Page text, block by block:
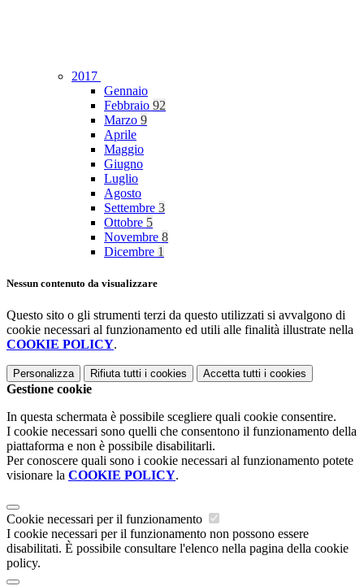
2017
Gennaio
Febbraio 92
Marzo 9
Aprile
Maggio
Giugno
Luglio
Agosto
Settembre 3
Ottobre 5
Novembre 8
Dicembre 1
Nessun contenuto da visualizzare
Questo sito o gli strumenti terzi da questo utilizzati si avvalgono di
cookie necessari al funzionamento ed utili alle finalità illustrate nella
COOKIE POLICY.
Personalizza Rifiuta tutti i cookies Accetta tutti i cookies
Gestione cookie
In questa schermata è possibile scegliere quali cookie consentire.
I cookie necessari sono quelli che consentono il funzionamento della
piattaforma e non è possibile disabilitarli.
Per conoscere quali sono i cookie necessari al funzionamento potete
visionare la COOKIE POLICY.
Cookie necessari per il funzionamento
I cookie necessari per il funzionamento non possono essere
disabilitati. È possibile consultare l'elenco nella pagina della cookie
policy.